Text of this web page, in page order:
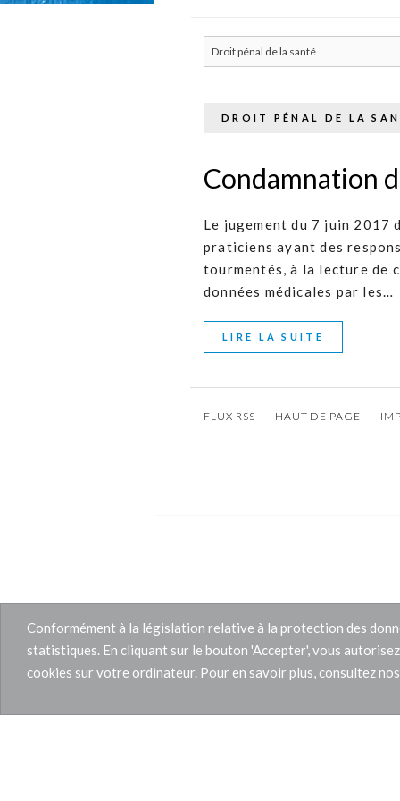
DROIT PÉNAL DE LA
Condamnation
Le jugement du 7 juin 2017
praticiens ayant des
tourmentés, à la lecture de
données médicales par les…
LIRE LA SUITE
FLUX RSS HAUT DE PAGE
Conformément à la législation relative à la protection des
statistiques. En cliquant sur le bouton 'Accepter', vous
cookies sur votre ordinateur. Pour en savoir plus, consultez